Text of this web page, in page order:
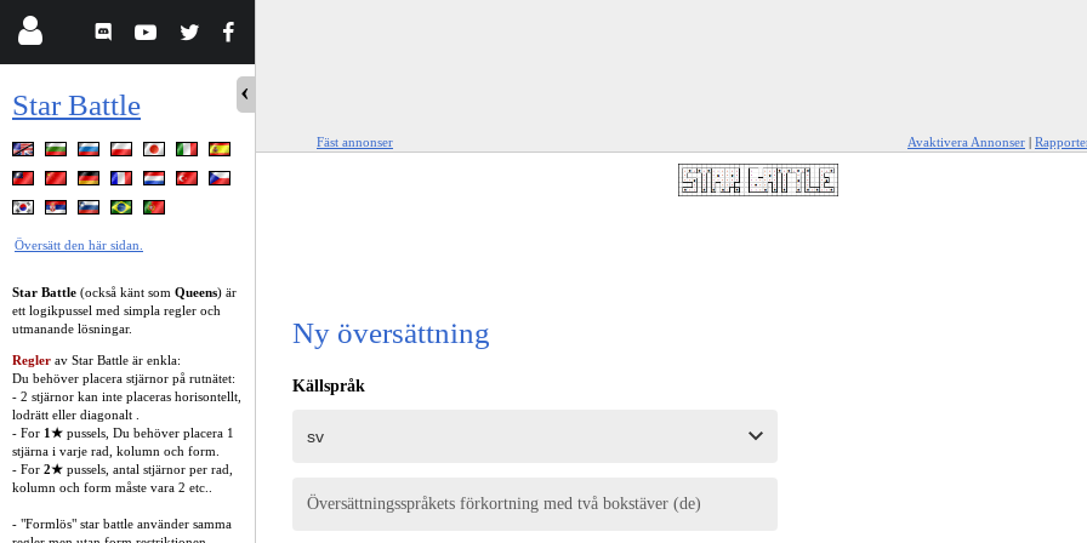
Star Battle
Översätt den här sidan.
Star Battle (också känt som Queens) är
ett logikpussel med simpla regler och
utmanande lösningar.
Regler av Star Battle är enkla:
Du behöver placera stjärnor på rutnätet:
- 2 stjärnor kan inte placeras horisontellt,
lodrätt eller diagonalt .
- For 1★ pussels, Du behöver placera 1
stjärna i varje rad, kolumn och form.
- For 2★ pussels, antal stjärnor per rad,
kolumn och form måste vara 2 etc..
- "Formlös" star battle använder samma
Fäst annonser Avaktivera Annonser |
Ny översättning
Källspråk
Översättningsspråkets förkortning med två bokstäver (de)